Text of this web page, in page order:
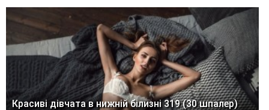
Красиві дівчата в нижній білизні 319 (30 шпалер)